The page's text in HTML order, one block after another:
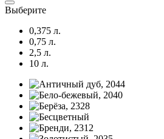
Выберите
0,375 л.
0,75 л.
2,5 л.
10 л.